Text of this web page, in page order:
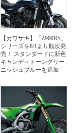
【カワサキ】「Z900RS」
シリーズを8/1より順次発
売！ スタンダードに新色
キャンディトーングリー
ニッシュブルーを追加